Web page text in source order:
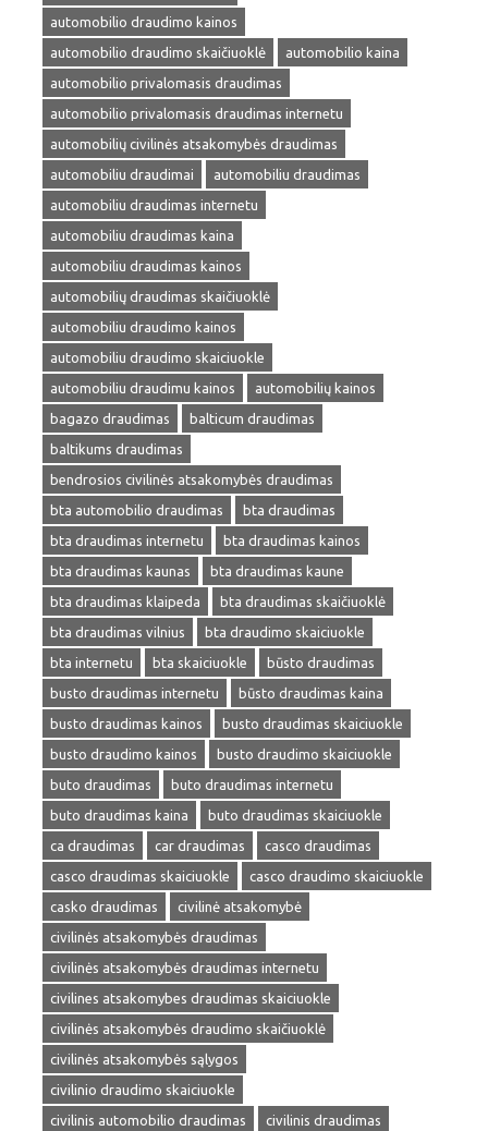
automobilio draudimo kainos
automobilio draudimo skaičiuoklė
automobilio kaina
automobilio privalomasis draudimas
automobilio privalomasis draudimas internetu
automobilių civilinės atsakomybės draudimas
automobiliu draudimai
automobiliu draudimas
automobiliu draudimas internetu
automobiliu draudimas kaina
automobiliu draudimas kainos
automobilių draudimas skaičiuoklė
automobiliu draudimo kainos
automobiliu draudimo skaiciuokle
automobiliu draudimu kainos
automobilių kainos
bagazo draudimas
balticum draudimas
baltikums draudimas
bendrosios civilinės atsakomybės draudimas
bta automobilio draudimas
bta draudimas
bta draudimas internetu
bta draudimas kainos
bta draudimas kaunas
bta draudimas kaune
bta draudimas klaipeda
bta draudimas skaičiuoklė
bta draudimas vilnius
bta draudimo skaiciuokle
bta internetu
bta skaiciuokle
būsto draudimas
busto draudimas internetu
būsto draudimas kaina
busto draudimas kainos
busto draudimas skaiciuokle
busto draudimo kainos
busto draudimo skaiciuokle
buto draudimas
buto draudimas internetu
buto draudimas kaina
buto draudimas skaiciuokle
ca draudimas
car draudimas
casco draudimas
casco draudimas skaiciuokle
casco draudimo skaiciuokle
casko draudimas
civilinė atsakomybė
civilinės atsakomybės draudimas
civilinės atsakomybės draudimas internetu
civilines atsakomybes draudimas skaiciuokle
civilinės atsakomybės draudimo skaičiuoklė
civilinės atsakomybės sąlygos
civilinio draudimo skaiciuokle
civilinis automobilio draudimas
civilinis draudimas